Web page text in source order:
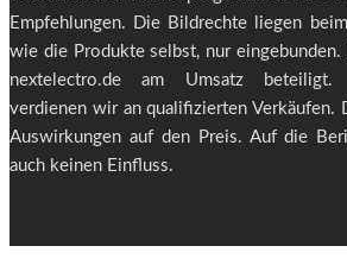
Empfehlungen. Die Bildrechte liegen
wie die Produkte selbst, nur
nextelectro.de am Umsatz beteiligt.
verdienen wir an qualifizierten Verkäufen.
Auswirkungen auf den Preis. Auf die
auch keinen Einfluss.